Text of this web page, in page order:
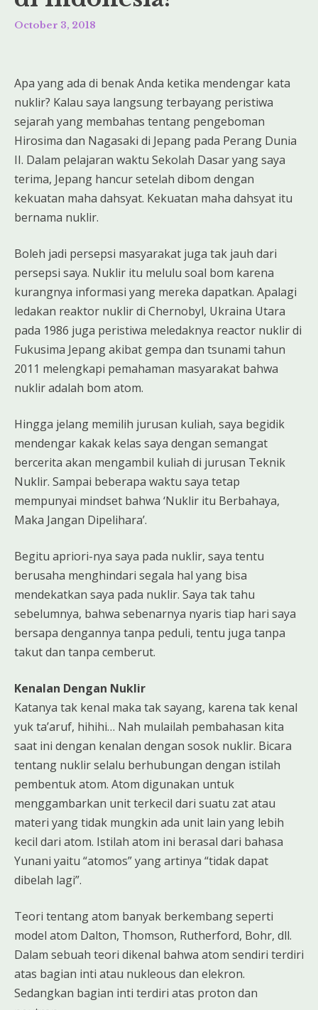
October 3, 2018
Apa yang ada di benak Anda ketika mendengar kata
nuklir? Kalau saya langsung terbayang peristiwa
sejarah yang membahas tentang pengeboman
Hirosima dan Nagasaki di Jepang pada Perang Dunia
II. Dalam pelajaran waktu Sekolah Dasar yang saya
terima, Jepang hancur setelah dibom dengan
kekuatan maha dahsyat. Kekuatan maha dahsyat itu
bernama nuklir.
Boleh jadi persepsi masyarakat juga tak jauh dari
persepsi saya. Nuklir itu melulu soal bom karena
kurangnya informasi yang mereka dapatkan. Apalagi
ledakan reaktor nuklir di Chernobyl, Ukraina Utara
pada 1986 juga peristiwa meledaknya reactor nuklir di
Fukusima Jepang akibat gempa dan tsunami tahun
2011 melengkapi pemahaman masyarakat bahwa
nuklir adalah bom atom.
Hingga jelang memilih jurusan kuliah, saya begidik
mendengar kakak kelas saya dengan semangat
bercerita akan mengambil kuliah di jurusan Teknik
Nuklir. Sampai beberapa waktu saya tetap
mempunyai mindset bahwa ‘Nuklir itu Berbahaya,
Maka Jangan Dipelihara’.
Begitu apriori-nya saya pada nuklir, saya tentu
berusaha menghindari segala hal yang bisa
mendekatkan saya pada nuklir. Saya tak tahu
sebelumnya, bahwa sebenarnya nyaris tiap hari saya
bersapa dengannya tanpa peduli, tentu juga tanpa
takut dan tanpa cemberut.
Kenalan Dengan Nuklir
Katanya tak kenal maka tak sayang, karena tak kenal
yuk ta’aruf, hihihi… Nah mulailah pembahasan kita
saat ini dengan kenalan dengan sosok nuklir. Bicara
tentang nuklir selalu berhubungan dengan istilah
pembentuk atom. Atom digunakan untuk
menggambarkan unit terkecil dari suatu zat atau
materi yang tidak mungkin ada unit lain yang lebih
kecil dari atom. Istilah atom ini berasal dari bahasa
Yunani yaitu “atomos” yang artinya “tidak dapat
dibelah lagi”.
Teori tentang atom banyak berkembang seperti
model atom Dalton, Thomson, Rutherford, Bohr, dll.
Dalam sebuah teori dikenal bahwa atom sendiri terdiri
atas bagian inti atau nukleous dan elekron.
Sedangkan bagian inti terdiri atas proton dan